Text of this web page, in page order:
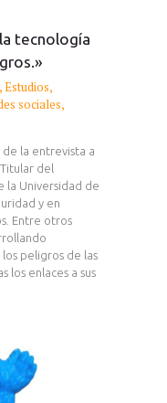
tecnología
,Estudios,
sociales,
de la entrevista a
del
la Universidad de
y en
Entre otros
peligros de las
los enlaces a sus